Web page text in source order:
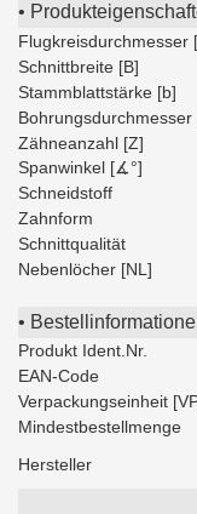
•
Flugkreisdurchmesser
Schnittbreite [B]
Stammblattstärke [b]
Zähneanzahl [Z]
Spanwinkel [∡°]
Schneidstoff
Zahnform
Schnittqualität
Nebenlöcher [NL]
•
Produkt Ident.Nr.
EAN-Code
Verpackungseinheit
Mindestbestellmenge
Hersteller